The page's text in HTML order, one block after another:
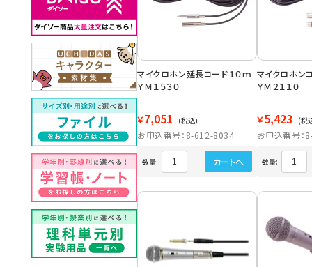
マイクロホン延長コード１０ｍ
ＹＭ１５３０
￥7,051 (税込)
お申込番号：8-612-8034
数量: カートへ
マイクロホ
ＹＭ２１１０
￥5,423 (税
お申込番号
数量: